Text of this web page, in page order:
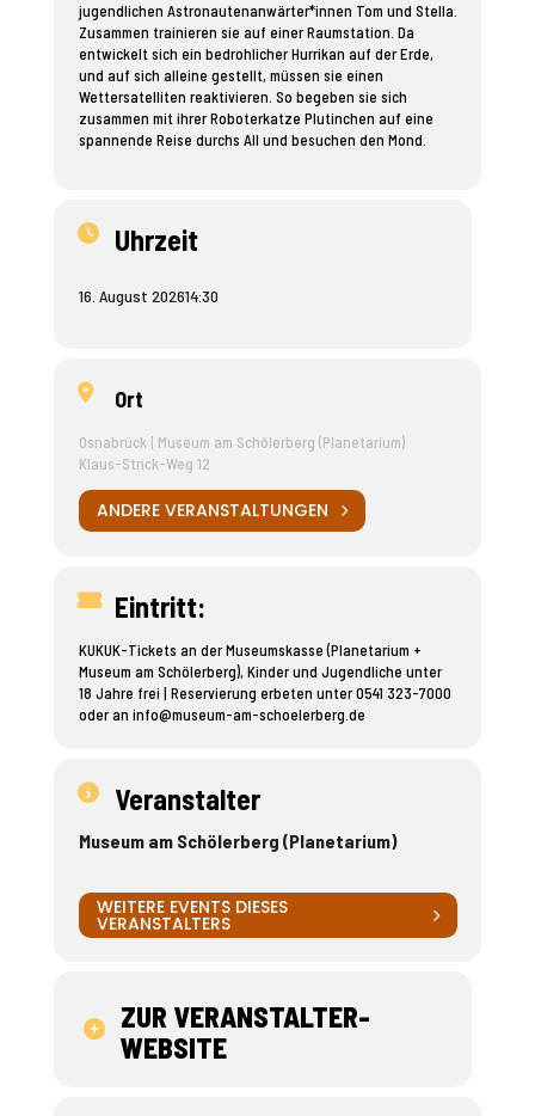
jugendlichen Astronautenanwärter*innen Tom und Stella.
Zusammen trainieren sie auf einer Raumstation. Da
entwickelt sich ein bedrohlicher Hurrikan auf der Erde,
und auf sich alleine gestellt, müssen sie einen
Wettersatelliten reaktivieren. So begeben sie sich
zusammen mit ihrer Roboterkatze Plutinchen auf eine
spannende Reise durchs All und besuchen den Mond.
Uhrzeit
16. August 202614:30
Ort
Osnabrück | Museum am Schölerberg (Planetarium)
Klaus-Strick-Weg 12
ANDERE VERANSTALTUNGEN
Eintritt:
KUKUK-Tickets an der Museumskasse (Planetarium +
Museum am Schölerberg), Kinder und Jugendliche unter
18 Jahre frei | Reservierung erbeten unter 0541 323-7000
oder an info@museum-am-schoelerberg.de
Veranstalter
Museum am Schölerberg (Planetarium)
WEITERE EVENTS DIESES
VERANSTALTERS
ZUR VERANSTALTER-
WEBSITE